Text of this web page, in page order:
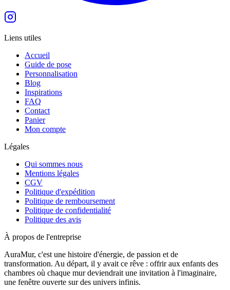
Liens utiles
Accueil
Guide de pose
Personnalisation
Blog
Inspirations
FAQ
Contact
Panier
Mon compte
Légales
Qui sommes nous
Mentions légales
CGV
Politique d'expédition
Politique de remboursement
Politique de confidentialité
Politique des avis
À propos de l'entreprise
AuraMur, c'est une histoire d'énergie, de passion et de
transformation. Au départ, il y avait ce rêve : offrir aux enfants des
chambres où chaque mur deviendrait une invitation à l'imaginaire,
une fenêtre ouverte sur des univers infinis.